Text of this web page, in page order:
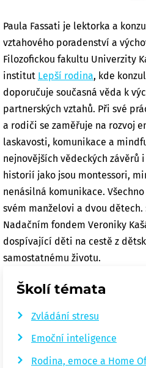
Paula Fassati je lektorka a
vztahového poradenství a
Filozofickou fakultu Univerzity
institut Lepší rodina, kde
doporučuje současná věda k
partnerských vztahů. Při své
a rodiči se zaměřuje na rozvoj
laskavosti, komunikace a
nejnovějších vědeckých závěrů
historií jako jsou montessori,
nenásilná komunikace.
svém manželovi a dvou
Nadačním fondem Veroniky
dospívající děti na cestě z
samostatnému životu.
Školí témata
Zvládání stresu
Emoční inteligence
Rodina, emoce a Home